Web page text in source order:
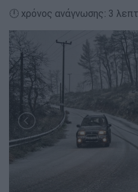
🕛 χρόνος ανάγνωσης: 3